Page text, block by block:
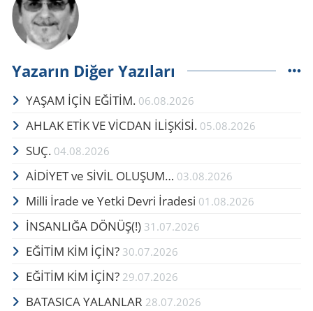
Yazarın Diğer Yazıları
YAŞAM İÇİN EĞİTİM. 06.08.2026
AHLAK ETİK VE VİCDAN İLİŞKİSİ. 05.08.2026
SUÇ. 04.08.2026
AİDİYET ve SİVİL OLUŞUM… 03.08.2026
Milli İrade ve Yetki Devri İradesi 01.08.2026
İNSANLIĞA DÖNÜŞ(!) 31.07.2026
EĞİTİM KİM İÇİN? 30.07.2026
EĞİTİM KİM İÇİN? 29.07.2026
BATASICA YALANLAR 28.07.2026